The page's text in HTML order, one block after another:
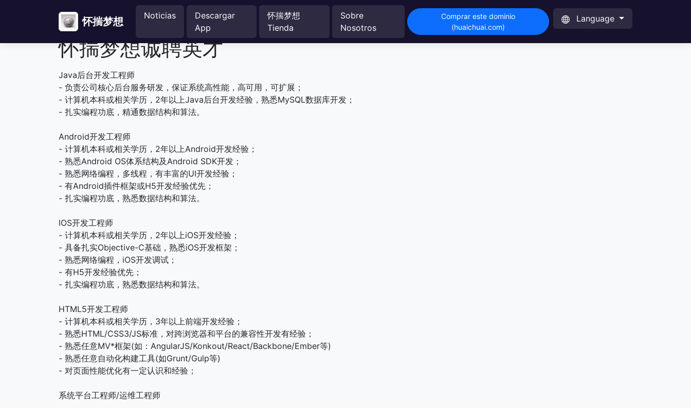
怀揣梦想 Noticias
Descargar
App
怀揣梦想
Tienda
Sobre
Nosotros
Comprar este dominio
(huaichuai.com)
Language
怀揣梦想诚聘英才
Java后台开发工程师
- 负责公司核心后台服务研发，保证系统高性能，高可用，可扩展；
- 计算机本科或相关学历，2年以上Java后台开发经验，熟悉MySQL数据库开发；
- 扎实编程功底，精通数据结构和算法。
Android开发工程师
- 计算机本科或相关学历，2年以上Android开发经验；
- 熟悉Android OS体系结构及Android SDK开发；
- 熟悉网络编程，多线程，有丰富的UI开发经验；
- 有Android插件框架或H5开发经验优先；
- 扎实编程功底，熟悉数据结构和算法。
IOS开发工程师
- 计算机本科或相关学历，2年以上iOS开发经验；
- 具备扎实Objective-C基础，熟悉iOS开发框架；
- 熟悉网络编程，iOS开发调试；
- 有H5开发经验优先；
- 扎实编程功底，熟悉数据结构和算法。
HTML5开发工程师
- 计算机本科或相关学历，3年以上前端开发经验；
- 熟悉HTML/CSS3/JS标准，对跨浏览器和平台的兼容性开发有经验；
- 熟悉任意MV*框架(如：AngularJS/Konkout/React/Backbone/Ember等)
- 熟悉任意自动化构建工具(如Grunt/Gulp等)
- 对页面性能优化有一定认识和经验；
系统平台工程师/运维工程师